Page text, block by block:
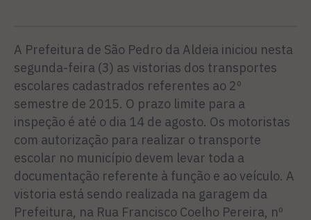
A Prefeitura de São Pedro da Aldeia iniciou nesta
segunda-feira (3) as vistorias dos transportes
escolares cadastrados referentes ao 2º
semestre de 2015. O prazo limite para a
inspeção é até o dia 14 de agosto. Os motoristas
com autorização para realizar o transporte
escolar no município devem levar toda a
documentação referente à função e ao veículo. A
vistoria está sendo realizada na garagem da
Prefeitura, na Rua Francisco Coelho Pereira, nº